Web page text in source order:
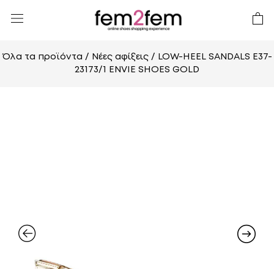
Όλα τα προϊόντα / Νέες αφίξεις/ LOW-HEEL SANDALS E37-
23173/1 ENVIE SHOES GOLD